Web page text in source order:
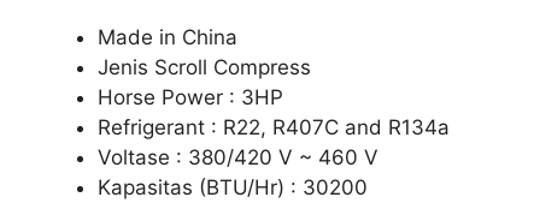
Made in China
Jenis Scroll Compress
Horse Power : 3HP
Refrigerant : R22, R407C and R134a
Voltase : 380/420 V ~ 460 V
Kapasitas (BTU/Hr) : 30200